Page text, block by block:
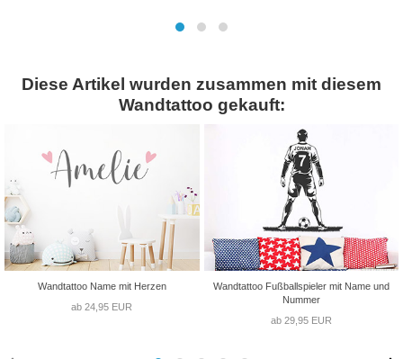
Diese Artikel wurden zusammen mit diesem
Wandtattoo gekauft:
Wandtattoo Name mit Herzen
ab 24,95 EUR
Wandtattoo Fußballspieler mit Name und
Nummer
ab 29,95 EUR